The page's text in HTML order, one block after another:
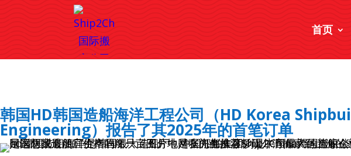
首页
韩国HD韩国造船海洋工程公司（HD Korea
Engineering）报告了其2025年的首笔订单